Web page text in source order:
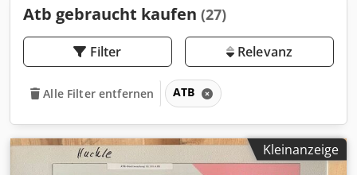
Atb gebraucht kaufen (27)
Filter Relevanz
Alle Filter entfernen ATB
Kleinanzeige